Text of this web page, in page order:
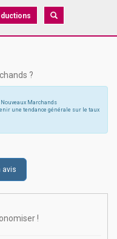
?
Marchands
une tendance générale sur le taux
avis
!